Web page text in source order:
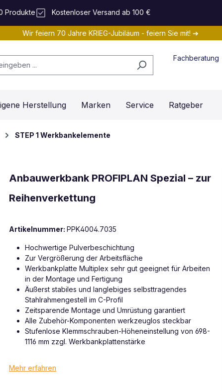
Produkte Kostenloser Versand ab 100 €
Wir feiern 70 Jahre KRIEG-Jubiläum - feiern Sie mit! ➔
Fachberatung
Herstellung Marken Service Ratgeber
STEP 1 Werkbankelemente
Anbauwerkbank PROFIPLAN Spezial – zur
Reihenverkettung
Artikelnummer: PPK4004.7035
Hochwertige Pulverbeschichtung
Zur Vergrößerung der Arbeitsfläche
Werkbankplatte Multiplex sehr gut geeignet für Arbeiten
in der Montage und Fertigung
Äußerst stabiles und langlebiges selbsttragendes
Stahlrahmengestell im C-Profil
Zeitsparende Montage und Umrüstung garantiert
Alle Zubehör-Komponenten werkzeuglos steckbar
Stufenlose Klemmschrauben-Höheneinstellung von 698-
1116 mm zzgl. Werkbankplattenstärke
Mehr erfahren